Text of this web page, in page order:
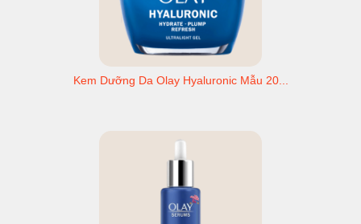
Kem Dưỡng Da Olay Hyaluronic Mẫu 20...